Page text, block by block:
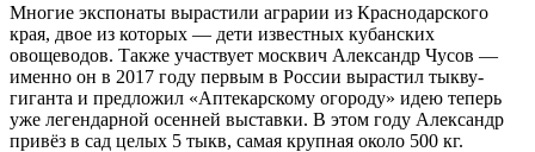
Многие экспонаты вырастили аграрии из Краснодарского
края, двое из которых — дети известных кубанских
овощеводов. Также участвует москвич Александр Чусов —
именно он в 2017 году первым в России вырастил тыкву-
гиганта и предложил «Аптекарскому огороду» идею теперь
уже легендарной осенней выставки. В этом году Александр
привёз в сад целых 5 тыкв, самая крупная около 500 кг.